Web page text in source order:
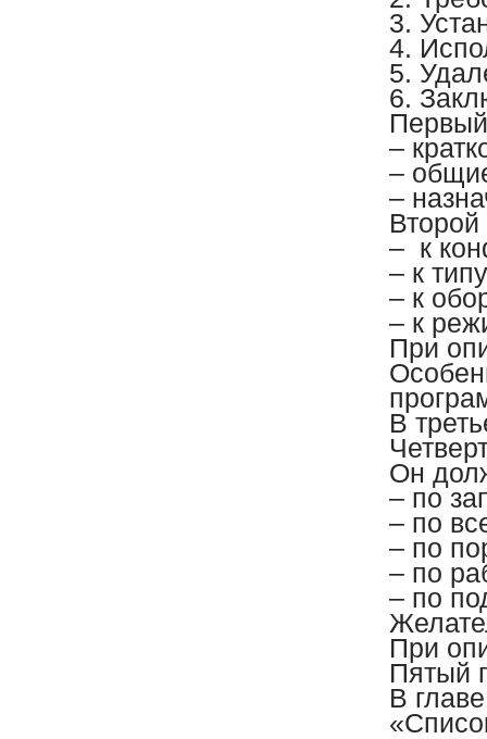
3.
4.
5.
6.
–
–
–
– к
– к
– к
– к
При
В
Он
– по
– по
– по
– по
– по
При
Пятый
В